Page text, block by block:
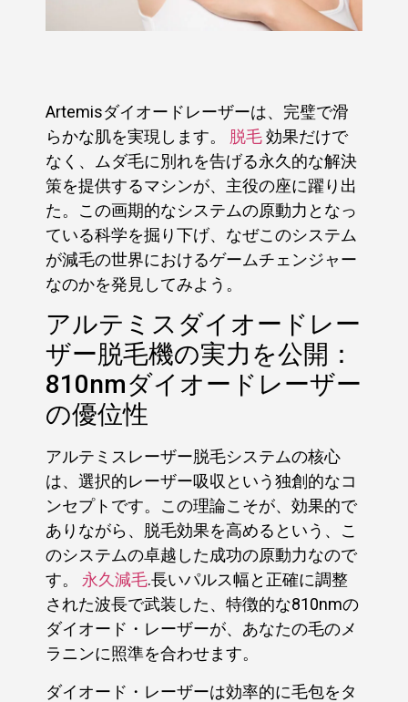
Artemisダイオードレーザーは、完璧で滑
らかな肌を実現します。 脱毛効果だけで
なく、ムダ毛に別れを告げる永久的な解決
策を提供するマシンが、主役の座に躍り出
た。この画期的なシステムの原動力となっ
ている科学を掘り下げ、なぜこのシステム
が減毛の世界におけるゲームチェンジャー
なのかを発見してみよう。
アルテミスダイオードレー
ザー脱毛機の実力を公開：
810nmダイオードレーザー
の優位性
アルテミスレーザー脱毛システムの核心
は、選択的レーザー吸収という独創的なコ
ンセプトです。この理論こそが、効果的で
ありながら、脱毛効果を高めるという、こ
のシステムの卓越した成功の原動力なので
す。 永久減毛.長いパルス幅と正確に調整
された波長で武装した、特徴的な810nmの
ダイオード・レーザーが、あなたの毛のメ
ラニンに照準を合わせます。
ダイオード・レーザーは効率的に毛包をタ